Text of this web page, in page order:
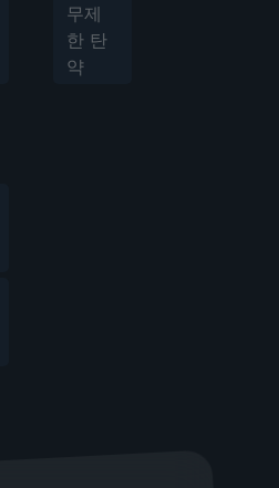
무제
한 탄
약